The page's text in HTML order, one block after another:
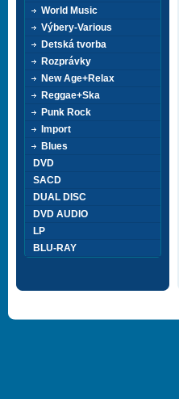
World Music
Výbery-Various
Detská tvorba
Rozprávky
New Age+Relax
Reggae+Ska
Punk Rock
Import
Blues
DVD
SACD
DUAL DISC
DVD AUDIO
LP
BLU-RAY